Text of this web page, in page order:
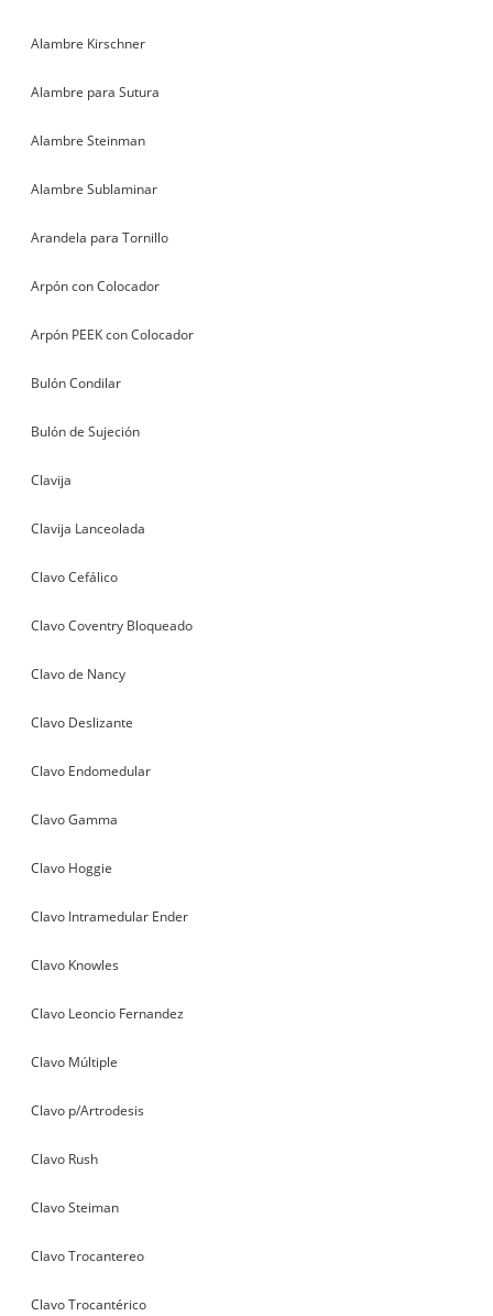
Alambre Kirschner
Alambre para Sutura
Alambre Steinman
Alambre Sublaminar
Arandela para Tornillo
Arpón con Colocador
Arpón PEEK con Colocador
Bulón Condilar
Bulón de Sujeción
Clavija
Clavija Lanceolada
Clavo Cefálico
Clavo Coventry Bloqueado
Clavo de Nancy
Clavo Deslizante
Clavo Endomedular
Clavo Gamma
Clavo Hoggie
Clavo Intramedular Ender
Clavo Knowles
Clavo Leoncio Fernandez
Clavo Múltiple
Clavo p/Artrodesis
Clavo Rush
Clavo Steiman
Clavo Trocantereo
Clavo Trocantérico